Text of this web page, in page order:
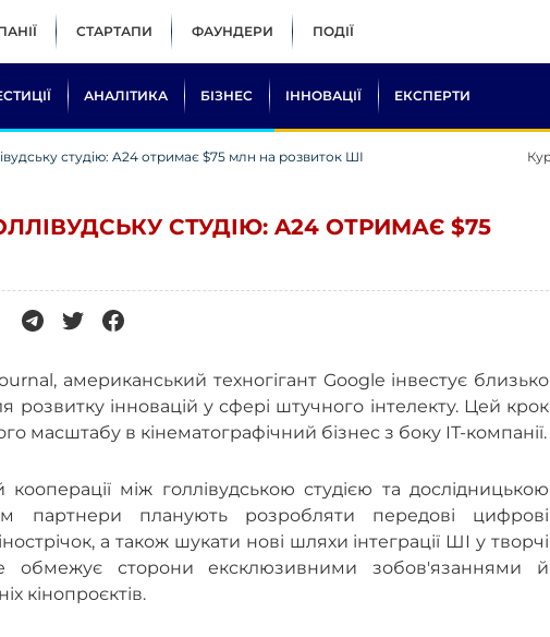
СТАРТАПИ ФАУНДЕРИ ПОДІЇ
АНАЛІТИКА БІЗНЕС ІННОВАЦІЇ ЕКСПЕРТИ
студію: A24 отримає $75 млн на розвиток ШІ
СТУДІЮ: A24 ОТРИМАЄ $75
американський техногігант Google інвестує близько
розвитку інновацій у сфері штучного інтелекту. Цей крок
масштабу в кінематографічний бізнес з боку ІТ-компанії.
між голлівудською студією та дослідницькою
партнери планують розробляти передові цифрові
а також шукати нові шляхи інтеграції ШІ у творчі
обмежує сторони ексклюзивними зобов'язаннями й
кінопроєктів.